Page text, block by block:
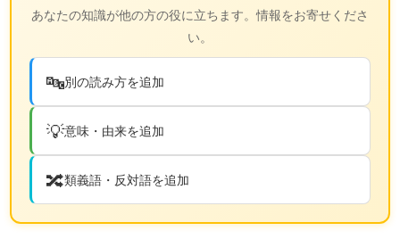
あなたの知識が他の方の役に立ちます。情報をお寄せくださ
い。
🔤別の読み方を追加
💡意味・由来を追加
🔀類義語・反対語を追加